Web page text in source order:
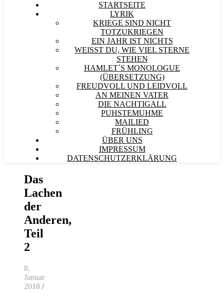
STARTSEITE
LYRIK
KRIEGE SIND NICHT
TOTZUKRIEGEN
EIN JAHR IST NICHTS
WEISST DU, WIE VIEL STERNE S
TEHEN
HAMLET´S MONOLOGUE
(ÜBERSETZUNG)
FREUDVOLL UND LEIDVOLL
AN MEINEN VATER
DIE NACHTIGALL
PUHSTEMUHME
MAILIED
FRÜHLING
ÜBER UNS
IMPRESSUM
DATENSCHUTZERKLÄRUNG
Das
Lachen
der
Anderen,
Teil
2
8.
Januar
2018 /